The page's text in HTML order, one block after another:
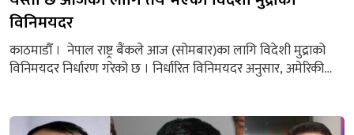
विनिमयदर
काठमाडौँ । नेपाल राष्ट्र बैंकले आज (सोमबार)का लागि विदेशी मुद्राको
विनिमयदर निर्धारण गरेको छ । निर्धारित विनिमयदर अनुसार, अमेरिकी
र बिक्रीदर १७८ रुपैयाँ ५३ पैसा, युके पाउण्ड स्ट्रलिङ एकको खरिददर...